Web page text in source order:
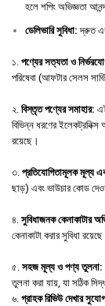
হলে শপিং অভিজ্ঞতা
ডেলিভারি সুবিধা: দ্রুত
১. পণ্যের সত্যতা ও
পরিষেবা (আফটার সেলস
২. বিস্তৃত পণ্যের সমাহার:
বিভিন্ন ধরণের ইলেকট্রনিক্স
রয়েছে।
৩. প্রতিযোগিতামূলক মূল্য
ছাড়) এবং ভাউচার কোড
৪. সুবিধাজনক কেনাকাটার
কেনাকাটা করার সুবিধা
৫. সহজ মূল্য ও পণ্য তুলনা:
তুলনা করা যায়, যা সঠিক
৬. গ্রাহক রিভিউ দেখার